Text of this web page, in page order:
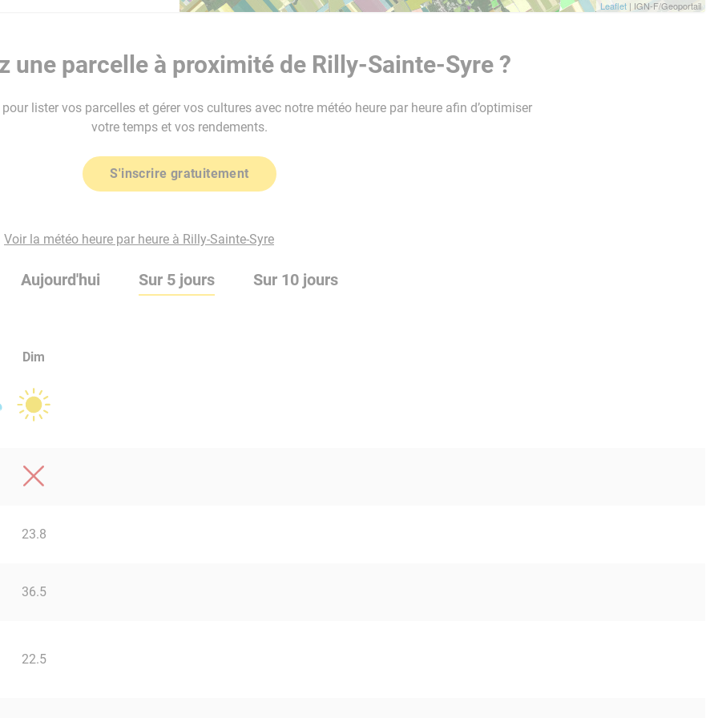
Leaflet | IGN-F/Geoportail
une parcelle à proximité de Rilly-Sainte-Syre ?
lister vos parcelles et gérer vos cultures avec notre météo heure par heure afin d’optimiser
votre temps et vos rendements.
S'inscrire gratuitement
Voir la météo heure par heure à Rilly-Sainte-Syre
Aujourd'hui Sur 5 jours Sur 10 jours
Dim
23.8
36.5
22.5